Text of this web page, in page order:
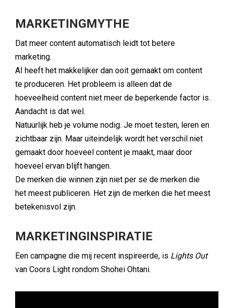
MARKETINGMYTHE
Dat meer content automatisch leidt tot betere
marketing.
AI heeft het makkelijker dan ooit gemaakt om content
te produceren. Het probleem is alleen dat de
hoeveelheid content niet meer de beperkende factor is.
Aandacht is dat wel.
Natuurlijk heb je volume nodig. Je moet testen, leren en
zichtbaar zijn. Maar uiteindelijk wordt het verschil niet
gemaakt door hoeveel content je maakt, maar door
hoeveel ervan blijft hangen.
De merken die winnen zijn niet per se de merken die
het meest publiceren. Het zijn de merken die het meest
betekenisvol zijn.
MARKETINGINSPIRATIE
Een campagne die mij recent inspireerde, is Lights Out
van Coors Light rondom Shohei Ohtani.